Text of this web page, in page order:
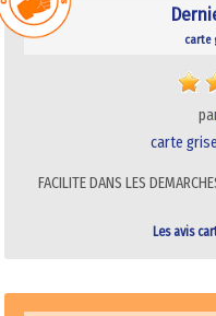
carte
carte grise
FACILITE DANS LES
Les avis